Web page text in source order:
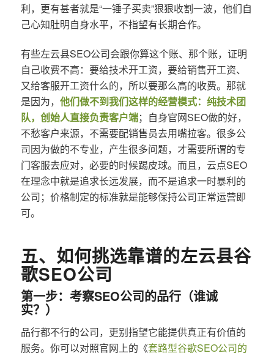
利，更有甚者就是“一锤子买卖”狠狠收割一波，他们自
己心知肚明自身水平，不指望有长期合作。
有些左云县SEO公司会跟你算这个账、那个账，证明
自己收费不高：要给技术开工资，要给销售开工资、
又给客服开工资什么的，所以要那么高的收费。那就
是因为， 他们做不到我们这样的经营模式：纯技术团
队，创始人直接负责客户端；自身官网SEO做的好，
不愁客户来源，不需要配销售员去用嘴拉客。很多公
司因为做的不专业，产生很多问题，才需要所谓的专
门客服去应对，必要的时候踢皮球。而且，云点SEO
在理念中就是追求长远发展，而不是追求一时暴利的
公司；价格制定的标准就是能够保持公司正常运营即
可。
五、如何挑选靠谱的左云县谷
歌SEO公司
第一步：考察SEO公司的品行（谁诚
实？）
品行都不行的公司，更别指望它能提供真正有价值的
服务。你可以对照官网上的《套路型谷歌SEO公司的